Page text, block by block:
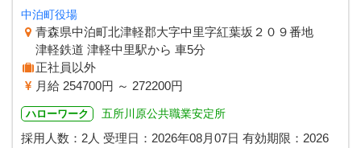
中泊町役場
青森県中泊町北津軽郡大字中里字紅葉坂２０９番地
津軽鉄道 津軽中里駅から 車5分
正社員以外
月給 254700円 ～ 272200円
ハローワーク 五所川原公共職業安定所
採用人数：2人 受理日： 2026年08月07日 有効期限： 2026